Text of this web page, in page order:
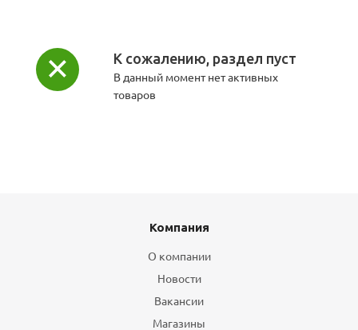
К сожалению, раздел пуст
В данный момент нет активных
товаров
Компания
О компании
Новости
Вакансии
Магазины